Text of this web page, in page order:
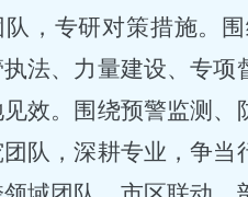
，专研对策措施。
法、力量建设、专项
效。围绕预警监测、
队，深耕专业，争